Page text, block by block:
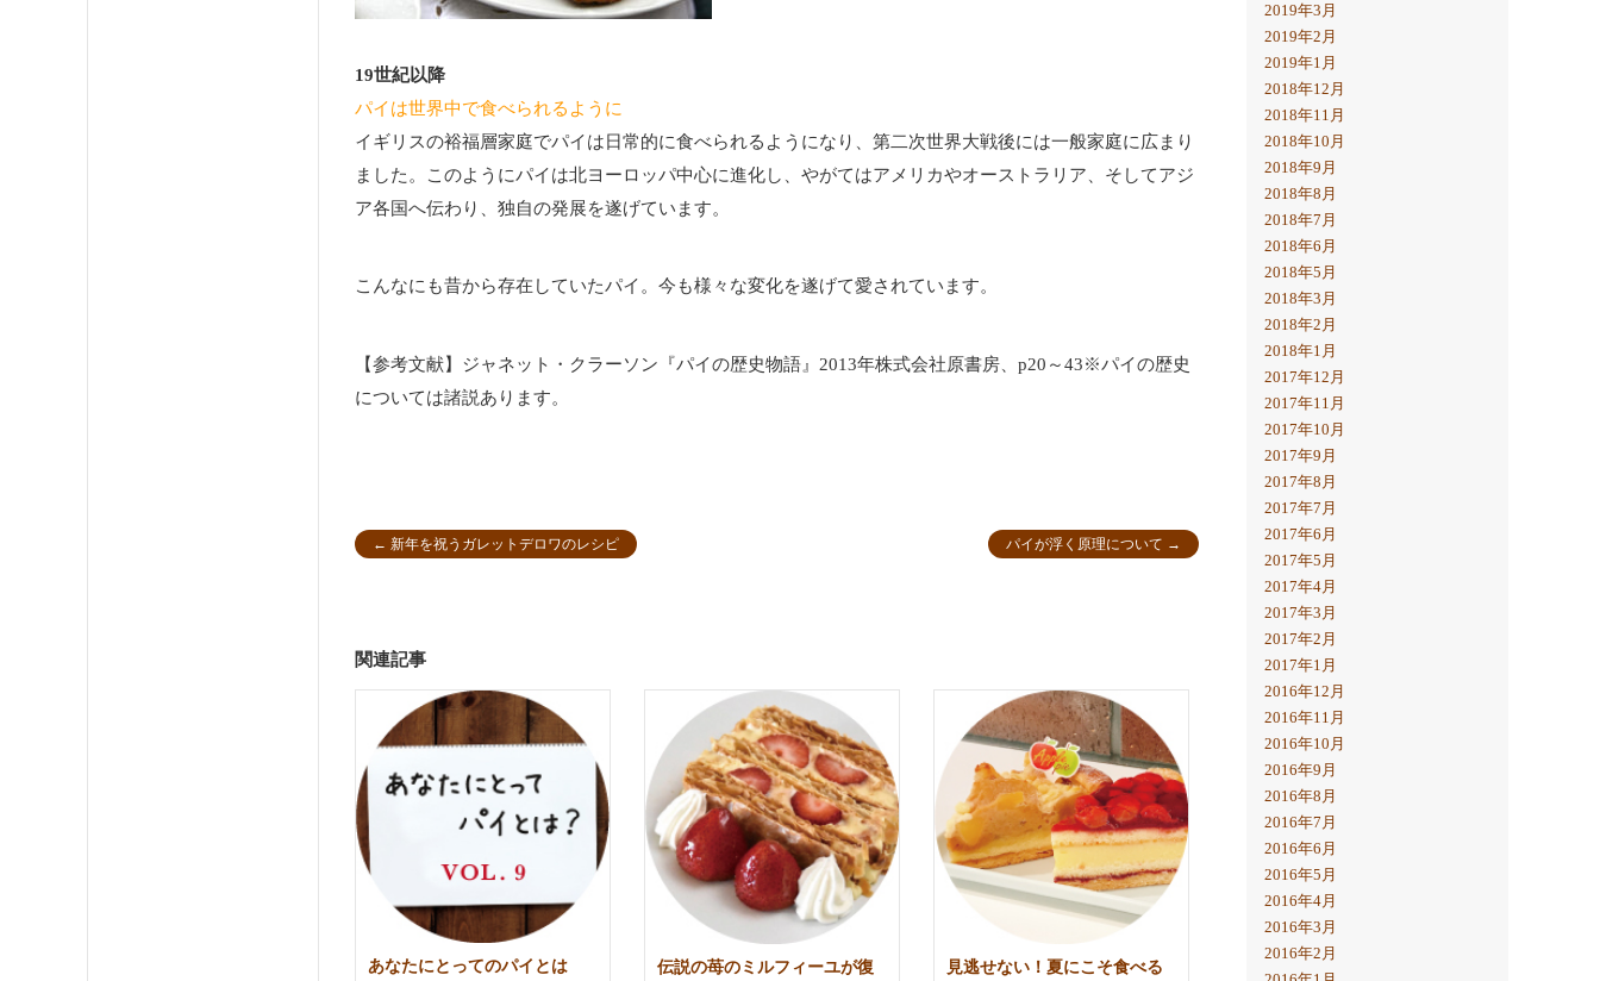
19世紀以降
パイは世界中で食べられるように
イギリスの裕福層家庭でパイは日常的に食べられるようになり、第二次世界大戦後には一般家庭に広まり
ました。このようにパイは北ヨーロッパ中心に進化し、やがてはアメリカやオーストラリア、そしてアジ
ア各国へ伝わり、独自の発展を遂げています。
こんなにも昔から存在していたパイ。今も様々な変化を遂げて愛されています。
【参考文献】ジャネット・クラーソン『パイの歴史物語』2013年株式会社原書房、p20～43※パイの歴史
については諸説あります。
← 新年を祝うガレットデロワのレシピ パイが浮く原理について →
関連記事
あなたにとってのパイとは
伝説の苺のミルフィーユが復 見逃せない！夏にこそ食べる
2019年3月
2019年2月
2019年1月
2018年12月
2018年11月
2018年10月
2018年9月
2018年8月
2018年7月
2018年6月
2018年5月
2018年3月
2018年2月
2018年1月
2017年12月
2017年11月
2017年10月
2017年9月
2017年8月
2017年7月
2017年6月
2017年5月
2017年4月
2017年3月
2017年2月
2017年1月
2016年12月
2016年11月
2016年10月
2016年9月
2016年8月
2016年7月
2016年6月
2016年5月
2016年4月
2016年3月
2016年2月